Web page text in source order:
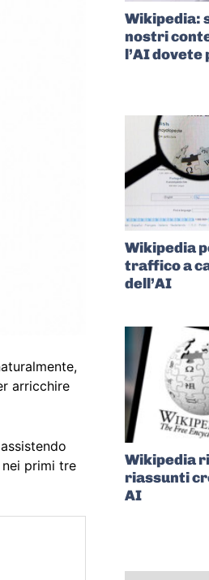
arricchire
primi tre
Wikipedia:
nostri
l’AI dovete
Wikipedia
traffico a
dell’AI
Wikipedia
riassunti
AI